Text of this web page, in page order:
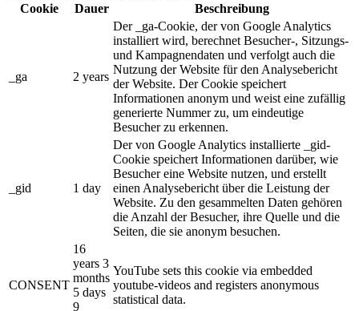
Cookie
Dauer Beschreibung
_ga 2 years
Der _ga-Cookie, der von Google Analytics
installiert wird, berechnet Besucher-, Sitzungs-
und Kampagnendaten und verfolgt auch die
Nutzung der Website für den Analysebericht
der Website. Der Cookie speichert
Informationen anonym und weist eine zufällig
generierte Nummer zu, um eindeutige
Besucher zu erkennen.
_gid 1 day
Der von Google Analytics installierte _gid-
Cookie speichert Informationen darüber, wie
Besucher eine Website nutzen, und erstellt
einen Analysebericht über die Leistung der
Website. Zu den gesammelten Daten gehören
die Anzahl der Besucher, ihre Quelle und die
Seiten, die sie anonym besuchen.
CONSENT
16
years 3
months
5 days
9
YouTube sets this cookie via embedded
youtube-videos and registers anonymous
statistical data.